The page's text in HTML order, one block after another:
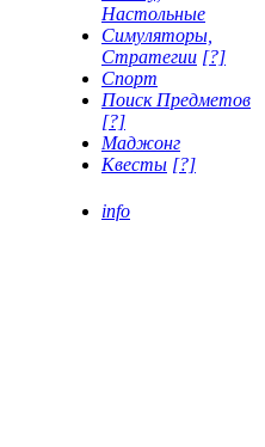
Настольные
Симуляторы,
Стратегии [?]
Спорт
Поиск Предметов
[?]
Маджонг
Квесты [?]
info